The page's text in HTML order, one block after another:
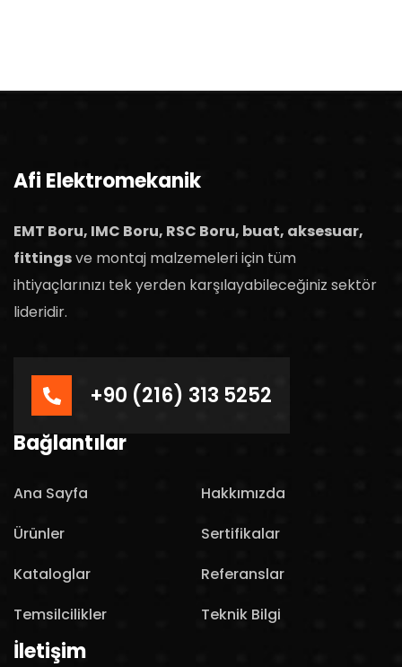
Afi Elektromekanik
EMT Boru, IMC Boru, RSC Boru, buat, aksesuar,
fittingsve montaj malzemeleri için tüm
ihtiyaçlarınızı tek yerden karşılayabileceğiniz sektör
lideridir.
+90 (216) 313 5252
Bağlantılar
Ana Sayfa
Hakkımızda
Ürünler
Sertifikalar
Kataloglar
Referanslar
Temsilcilikler
Teknik Bilgi
İletişim